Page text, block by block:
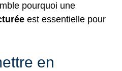
pourquoi une
est essentielle pour
en